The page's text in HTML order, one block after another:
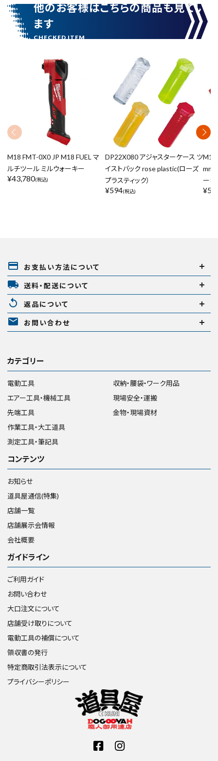
他のお客様はこちらの商品も見てい
ます
M18 FMT-0X0 JP M18 FUEL マ
ルチツール ミルウォーキー
¥43,780(税込)
DP22X080 アジャスターケース ツ
イストバック rose plastic(ローズ
プラスティック）
¥594(税込)
M18
mm
ーキ
¥
payment お支払い方法について
local_shipping 送料・配送について
replay 返品について
mail お問い合わせ
カテゴリー
電動工具
エアー工具・機械工具
先端工具
作業工具・大工道具
測定工具・筆記具
収納・腰袋・ワーク用品
現場安全・運搬
金物・現場資材
コンテンツ
お知らせ
道具屋通信(特集)
店舗一覧
店舗展示会情報
会社概要
ガイドライン
ご利用ガイド
お問い合わせ
大口注文について
店舗受け取りについて
電動工具の補償について
領収書の発行
特定商取引法表示について
プライバシーポリシー